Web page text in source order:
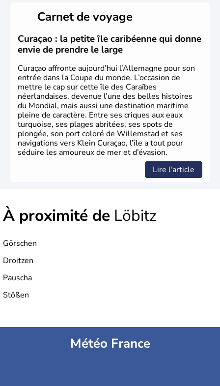
lesquelles bénéficient d'une grande autonomie. Le pays
peut se targuer de grands noms qu'il a vu naître dans tous
les domaines, des arts à la politique en passant par la
philosophie. Hertz, Gutenberg, Heidegger, Thomas Mann,
Herman Hesse ou bien Hegel en font partie.
Carnet de voyage
Curaçao : la petite île caribéenne qui donne
envie de prendre le large
Curaçao affronte aujourd’hui l’Allemagne pour son
entrée dans la Coupe du monde. L’occasion de
mettre le cap sur cette île des Caraïbes
néerlandaises, devenue l’une des belles histoires
du Mondial, mais aussi une destination maritime
pleine de caractère. Entre ses criques aux eaux
turquoise, ses plages abritées, ses spots de
plongée, son port coloré de Willemstad et ses
navigations vers Klein Curaçao, l’île a tout pour
séduire les amoureux de mer et d’évasion.
Lire l'article
À proximité de Löbitz
Görschen
Droitzen
Pauscha
Stößen
Météo France